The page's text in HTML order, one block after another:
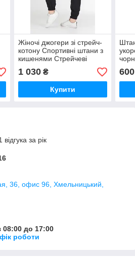
Жіночі джогери зі стрейч-
котону Спортивні штани з
кишенями Стрейчеві
жіночі штани карго чорні
VS 1130
1 030₴
Купити
1105
600
за рік
36, офис 96, Хмельницький,
08:00 до 17:00
роботи